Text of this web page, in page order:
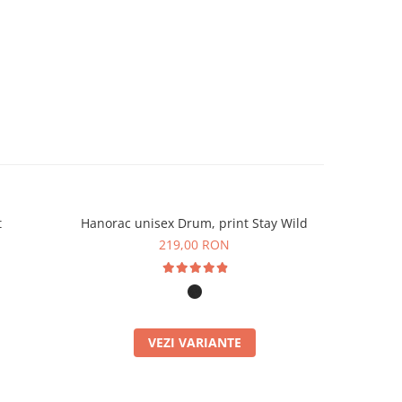
Hanorac unisex Drum, print Stay Wild
219,00 RON
VEZI VARIANTE